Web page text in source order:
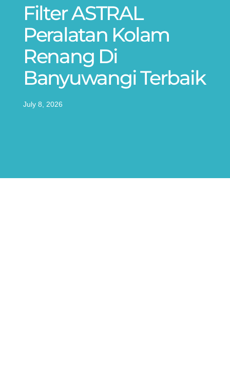
Filter ASTRAL
Peralatan Kolam
Renang Di
Banyuwangi Terbaik
July 8, 2026